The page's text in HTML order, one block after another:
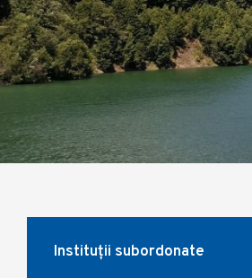
Instituții subordonate